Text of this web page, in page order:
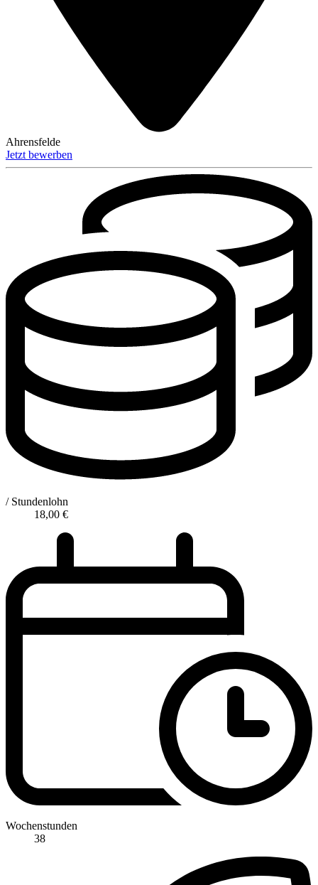
Ahrensfelde
Jetzt bewerben
/ Stundenlohn
18,00 €
Wochenstunden
38